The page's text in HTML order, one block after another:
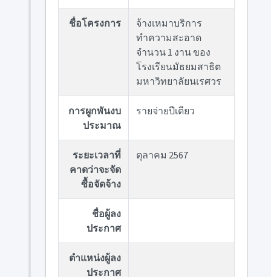
ชื่อโครงการ
จ้างเหมาบริการ
ทำความสะอาด
จำนวน 1 งาน ของ
โรงเรียนมัธยมสาธิต
มหาวิทยาลัยนเรศวร
การผูกพันงบ
ประมาณ
รายจ่ายปีเดียว
ระยะเวลาที่
คาดว่าจะจัด
ซื้อจัดจ้าง
ตุลาคม 2567
ชื่อผู้ลง
ประกาศ
ตำแหน่งผู้ลง
ประกาศ